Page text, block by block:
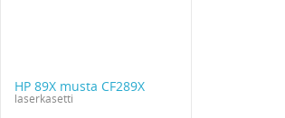
HP 89X musta CF289X
laserkasetti